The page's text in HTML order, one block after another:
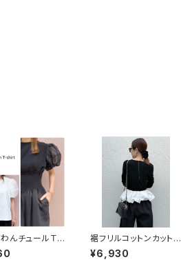
んチュールＴシ
裾フリルコットンカットソ
ー
¥6,930